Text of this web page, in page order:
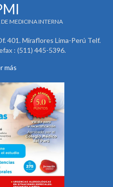
MEDICINA INTERNA
401. Miraflores Lima-Perú Telf.
: (511) 445-5396.
más